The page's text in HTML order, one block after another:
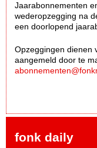
Jaarabonnementen
wederopzegging na
een doorlopend
Opzeggingen dienen
aangemeld door te
fonk daily